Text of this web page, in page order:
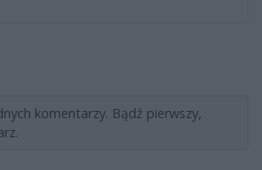
komentarzy. Bądź pierwszy,